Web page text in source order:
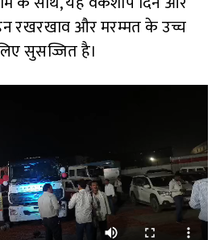
रखरखाव और मरम्मत के उच्च
सुसज्जित है।